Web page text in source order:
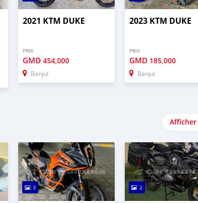
2021 KTM DUKE
PRIX
GMD 454,000
Banjul
2023 KTM DUKE
PRIX
GMD 185,000
Banjul
3 2